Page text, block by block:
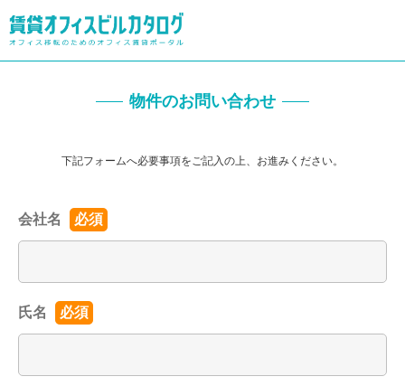
物件のお問い合わせ
下記フォームへ必要事項をご記入の上、お進みください。
会社名 必須
氏名 必須